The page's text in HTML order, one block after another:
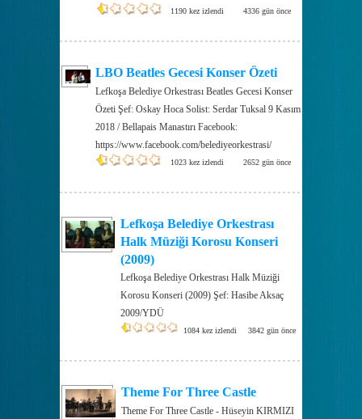
1190 kez izlendi 4336 gün önce
LBO Beatles Gecesi Konser Özeti
Lefkoşa Belediye Orkestrası Beatles Gecesi Konser
Özeti Şef: Oskay Hoca Solist: Serdar Tuksal 9 Kasım
2018 / Bellapais Manastırı Facebook:
https://www.facebook.com/belediyeorkestrasi/
1023 kez izlendi 2652 gün önce
Lefkoşa Belediye Orkestrası
Halk Müziği Korosu Konseri
(2009)
Lefkoşa Belediye Orkestrası Halk Müziği
Korosu Konseri (2009) Şef: Hasibe Aksaç
2009/YDÜ
1084 kez izlendi 3842 gün önce
Theme For Three Castle
Theme For Three Castle - Hüseyin KIRMIZI